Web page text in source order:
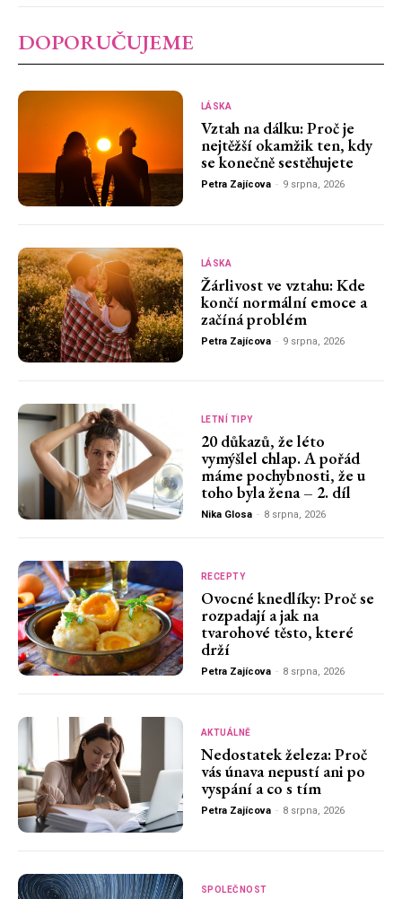
DOPORUČUJEME
LÁSKA
Vztah na dálku: Proč je
nejtěžší okamžik ten, kdy
se konečně sestěhujete
Petra Zajícova - 9 srpna, 2026
LÁSKA
Žárlivost ve vztahu: Kde
končí normální emoce a
začíná problém
Petra Zajícova - 9 srpna, 2026
LETNÍ TIPY
20 důkazů, že léto
vymýšlel chlap. A pořád
máme pochybnosti, že u
toho byla žena – 2. díl
Nika Glosa - 8 srpna, 2026
RECEPTY
Ovocné knedlíky: Proč se
rozpadají a jak na
tvarohové těsto, které
drží
Petra Zajícova - 8 srpna, 2026
AKTUÁLNĚ
Nedostatek železa: Proč
vás únava nepustí ani po
vyspání a co s tím
Petra Zajícova - 8 srpna, 2026
SPOLEČNOST